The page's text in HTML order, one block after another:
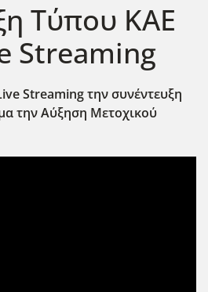
Τύπου ΚΑΕ
Streaming
Streaming την συνέντευξη
την Αύξηση Μετοχικού